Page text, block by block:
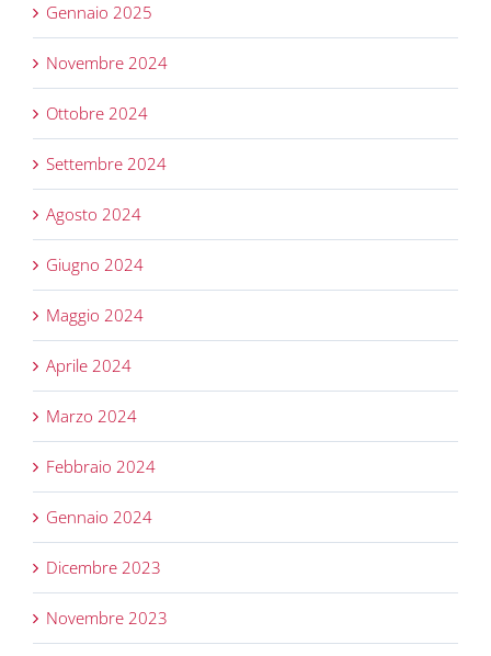
Gennaio 2025
Novembre 2024
Ottobre 2024
Settembre 2024
Agosto 2024
Giugno 2024
Maggio 2024
Aprile 2024
Marzo 2024
Febbraio 2024
Gennaio 2024
Dicembre 2023
Novembre 2023